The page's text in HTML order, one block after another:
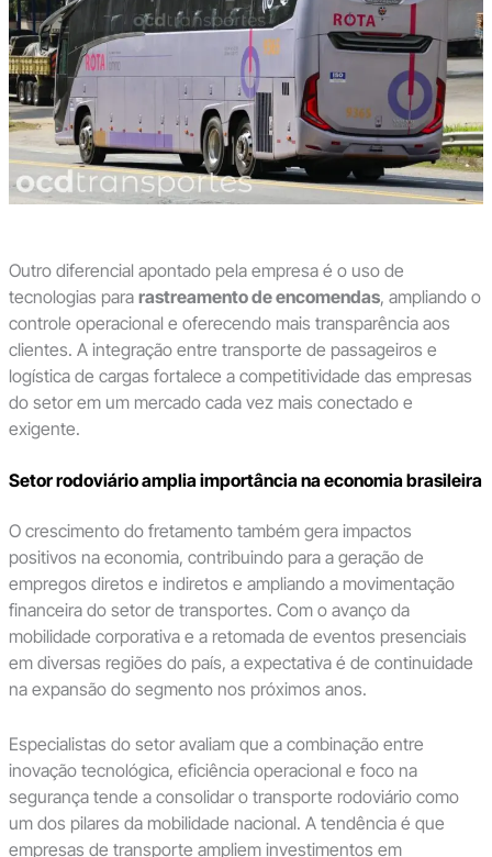
Outro diferencial apontado pela empresa é o uso de
tecnologias para rastreamento de encomendas, ampliando o
controle operacional e oferecendo mais transparência aos
clientes. A integração entre transporte de passageiros e
logística de cargas fortalece a competitividade das empresas
do setor em um mercado cada vez mais conectado e
exigente.
Setor rodoviário amplia importância na economia brasileira
O crescimento do fretamento também gera impactos
positivos na economia, contribuindo para a geração de
empregos diretos e indiretos e ampliando a movimentação
financeira do setor de transportes. Com o avanço da
mobilidade corporativa e a retomada de eventos presenciais
em diversas regiões do país, a expectativa é de continuidade
na expansão do segmento nos próximos anos.
Especialistas do setor avaliam que a combinação entre
inovação tecnológica, eficiência operacional e foco na
segurança tende a consolidar o transporte rodoviário como
um dos pilares da mobilidade nacional. A tendência é que
empresas de transporte ampliem investimentos em